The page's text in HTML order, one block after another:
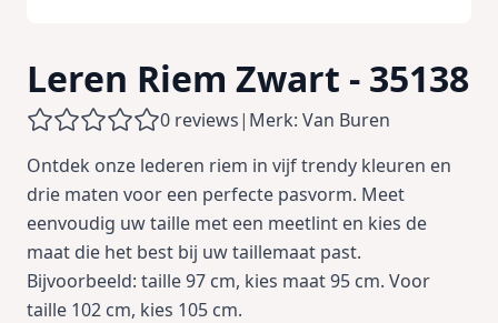
Leren Riem Zwart - 35138
0 reviews| Merk: Van Buren
Ontdek onze lederen riem in vijf trendy kleuren en
drie maten voor een perfecte pasvorm. Meet
eenvoudig uw taille met een meetlint en kies de
maat die het best bij uw taillemaat past.
Bijvoorbeeld: taille 97 cm, kies maat 95 cm. Voor
taille 102 cm, kies 105 cm.